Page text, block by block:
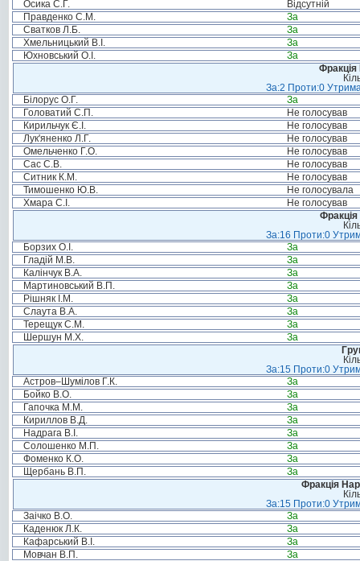
Осика С.Г.
Відсутній
Правденко С.М.
За
Сватков Л.Б.
За
Хмельницький В.І.
За
Юхновський О.І.
За
За:2 Проти:0
Білорус О.Г.
За
Головатий С.П.
Не голосував
Кирильчук Є.І.
Не голосував
Лук'яненко Л.Г.
Не голосував
Омельченко Г.О.
Не голосував
Сас С.В.
Не голосував
Ситник К.М.
Не голосував
Тимошенко Ю.В.
Не голосувала
Хмара С.І.
Не голосував
Фракція
За:16 Проти:0
Борзих О.І.
За
Гладій М.В.
За
Калінчук В.А.
За
Мартиновський В.П.
За
Рішняк І.М.
За
Слаута В.А.
За
Терещук С.М.
За
Шершун М.Х.
За
За:15 Проти:0
Астров–Шумілов Г.К.
За
Бойко В.О.
За
Гапочка М.М.
За
Кириллов В.Д.
За
Надрага В.І.
За
Солошенко М.П.
За
Фоменко К.О.
За
Щербань В.П.
За
Фракція
За:15 Проти:0
Заічко В.О.
За
Каденюк Л.К.
За
Кафарський В.І.
За
Мовчан В.П.
За